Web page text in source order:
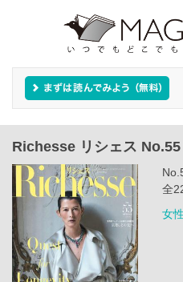
Richesse リシェス No.55
全
女